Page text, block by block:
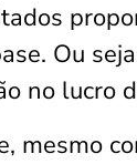
Ou
no lucro
mesmo